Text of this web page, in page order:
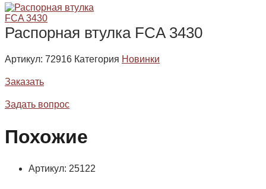
Распорная втулка FCA 3430
Артикул: 72916 Категория Новинки
Заказать
Задать вопрос
Похожие
Артикул: 25122